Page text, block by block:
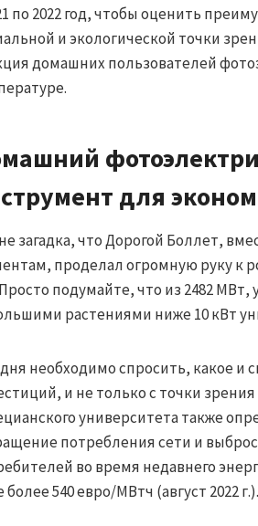
по 2022 год, чтобы оценить
и экологической точки
домашних пользователей
для
загадка, что Дорогой Боллет,
проделал огромную руку к
подумайте, что из 2482
растениями ниже 10 кВт
необходимо спросить, какое
и не только с точки
университета также
потребления сети и
во время недавнего
более 540 евро/МВтч (август 2022 г.).